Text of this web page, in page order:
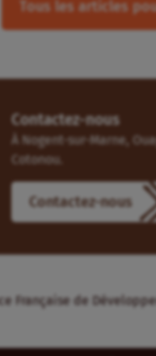
Tous les articles
Contactez-nous
À Nogent-sur-Marne,
Cotonou.
Contactez-nous
Française de